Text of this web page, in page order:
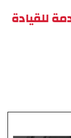
للقيادة